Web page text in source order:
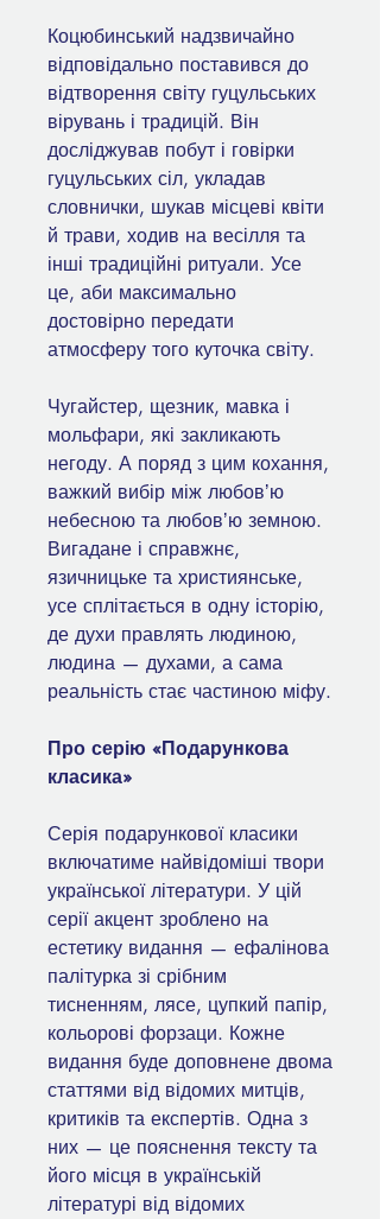
Коцюбинський надзвичайно
відповідально поставився до
відтворення світу гуцульських
вірувань і традицій. Він
досліджував побут і говірки
гуцульських сіл, укладав
словнички, шукав місцеві квіти
й трави, ходив на весілля та
інші традиційні ритуали. Усе
це, аби максимально
достовірно передати
атмосферу того куточка світу.
Чугайстер, щезник, мавка і
мольфари, які закликають
негоду. А поряд з цим кохання,
важкий вибір між любовʼю
небесною та любовʼю земною.
Вигадане і справжнє,
язичницьке та християнське,
усе сплітається в одну історію,
де духи правлять людиною,
людина — духами, а сама
реальність стає частиною міфу.
Про серію «Подарункова
класика»
Серія подарункової класики
включатиме найвідоміші твори
української літератури. У цій
серії акцент зроблено на
естетику видання — ефалінова
палітурка зі срібним
тисненням, лясе, цупкий папір,
кольорові форзаци. Кожне
видання буде доповнене двома
статтями від відомих митців,
критиків та експертів. Одна з
них — це пояснення тексту та
його місця в українській
літературі від відомих